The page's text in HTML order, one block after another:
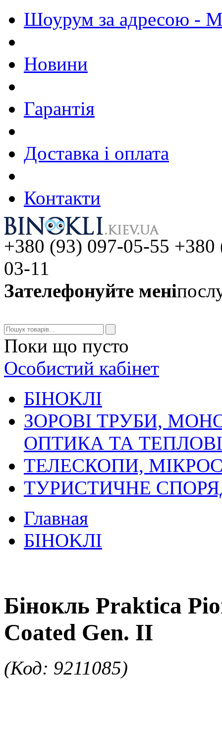
Шоурум за адресою - М.
Новини
Гарантія
Доставка і оплата
Контакти
+380 (93) 097-05-55
03-11
Зателефонуйте мені
Поки що пусто
Особистий кабінет
БIHOKЛI
ЗОРОВІ ТРУБИ,
ОПТИКА ТА
ТЕЛЕСКОПИ,
ТУРИСТИЧНЕ
Главная
БIHOKЛI
Бінокль Praktica
Coated Gen. II
(Код: 9211085)